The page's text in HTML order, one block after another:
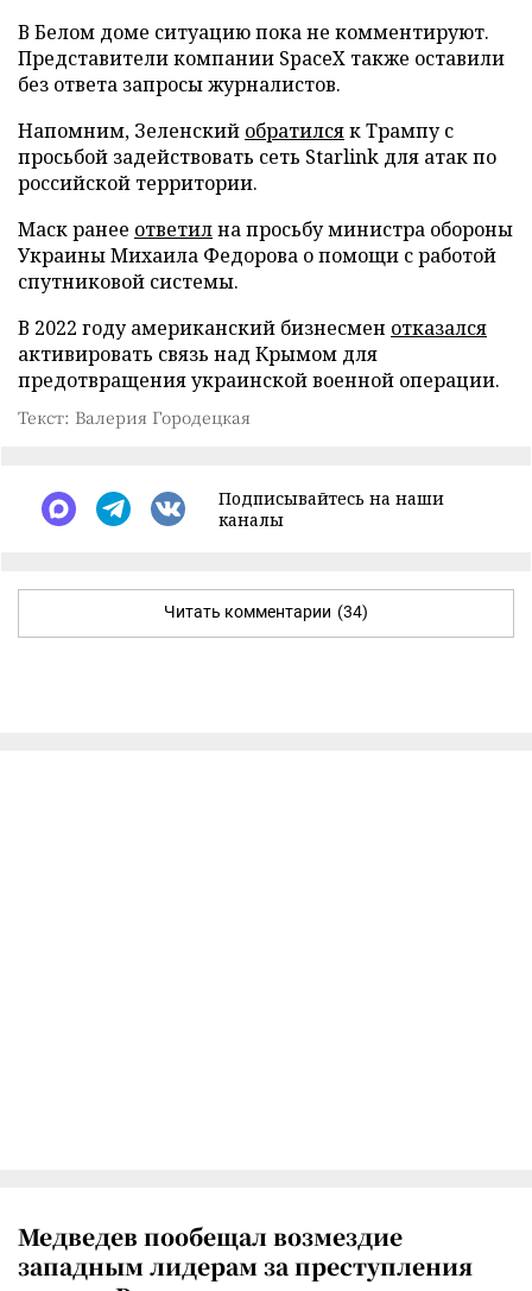
В Белом доме ситуацию пока не комментируют.
Представители компании SpaceX также оставили
без ответа запросы журналистов.
Напомним, Зеленский обратилсяк Трампу с
просьбой задействовать сеть Starlink для атак по
российской территории.
Маск ранее ответилна просьбу министра обороны
Украины Михаила Федорова о помощи с работой
спутниковой системы.
В 2022 году американский бизнесмен отказался
активировать связь над Крымом для
предотвращения украинской военной операции.
Текст: Валерия Городецкая
Подписывайтесь на наши
каналы
Читать комментарии (34)
Медведев пообещал возмездие
западным лидерам за преступления